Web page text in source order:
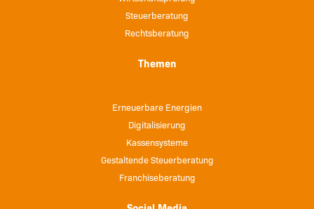
Steuerberatung
Rechtsberatung
Themen
Erneuerbare Energien
Digitalisierung
Kassensysteme
Gestaltende Steuerberatung
Franchiseberatung